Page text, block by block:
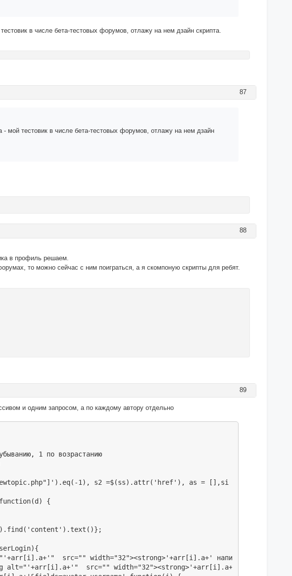
в числе бета-тестовых форумов, отлажу на нем дзайн скрипта.
87
мой тестовик в числе бета-тестовых форумов, отлажу на нем дзайн
88
в профиль решаем.
то можно сейчас с ним поиграться, а я скомпоную скрипты для ребят.
89
и одним запросом, а по каждому автору отдельно
1 по возрастанию
1), s2 =$(ss).attr('href'), as = [],si = s2.split(/
function(d) {
src="" width="32"><strong>'+arr[i].a+' написал(а):</
alt="'+arr[i].a+'"  src="" width="32"><strong>'+arr[i].a+'